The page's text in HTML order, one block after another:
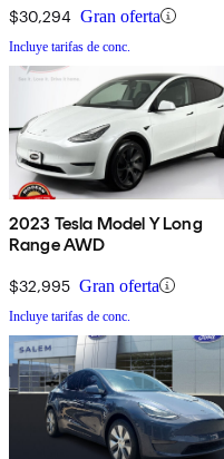
$30,294 Gran oferta
Incluye tarifas de conc.
2023 Tesla Model Y Long
Range AWD
$32,995 Gran oferta
Incluye tarifas de conc.